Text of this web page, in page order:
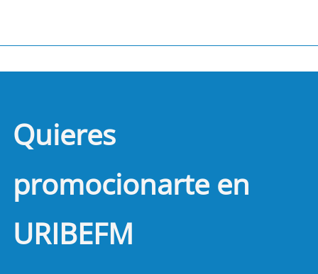
Quieres
promocionarte en
URIBEFM